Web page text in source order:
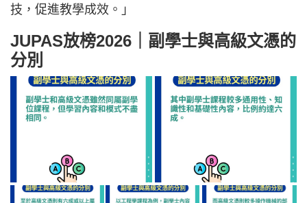
技，促進教學成效。」
JUPAS放榜2026｜副學士與高級文憑的
分別